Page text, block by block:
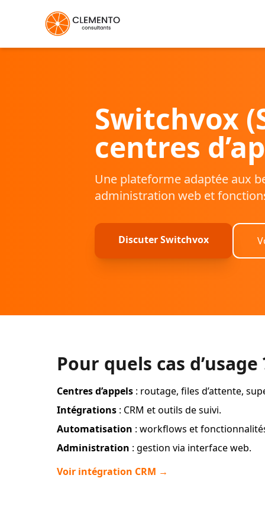
Switchvox
centres
Une plateforme adaptée aux
administration web et
Discuter Switchvox
Pour quels cas d’usage
Centres d’appels : routage, files d’attente,
Intégrations : CRM et outils de suivi.
Automatisation : workflows et
Administration : gestion via interface web.
Voir intégration CRM →